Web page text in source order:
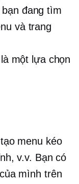
đang tìm
và trang
một lựa chọn
menu kéo
v.v. Bạn có
mình trên